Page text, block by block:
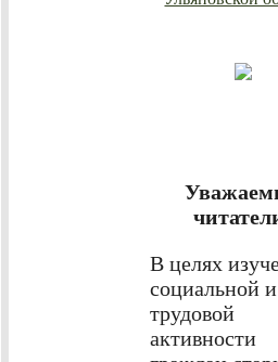
В целях
социальной и
трудовой
активности